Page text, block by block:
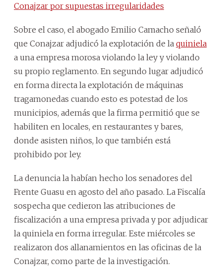
Conajzar por supuestas irregularidades
Sobre el caso, el abogado Emilio Camacho señaló
que Conajzar adjudicó la explotación de la quiniela
a una empresa morosa violando la ley y violando
su propio reglamento. En segundo lugar adjudicó
en forma directa la explotación de máquinas
tragamonedas cuando esto es potestad de los
municipios, además que la firma permitió que se
habiliten en locales, en restaurantes y bares,
donde asisten niños, lo que también está
prohibido por ley.
La denuncia la habían hecho los senadores del
Frente Guasu en agosto del año pasado. La Fiscalía
sospecha que cedieron las atribuciones de
fiscalización a una empresa privada y por adjudicar
la quiniela en forma irregular. Este miércoles se
realizaron dos allanamientos en las oficinas de la
Conajzar, como parte de la investigación.